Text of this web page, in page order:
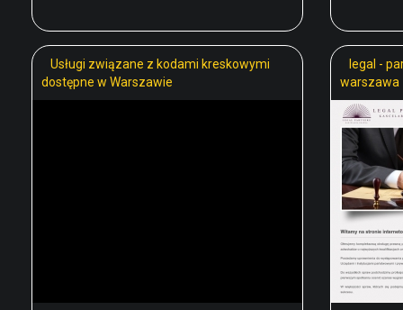
Usługi związane z kodami kreskowymi
dostępne w Warszawie
legal -
warszawa